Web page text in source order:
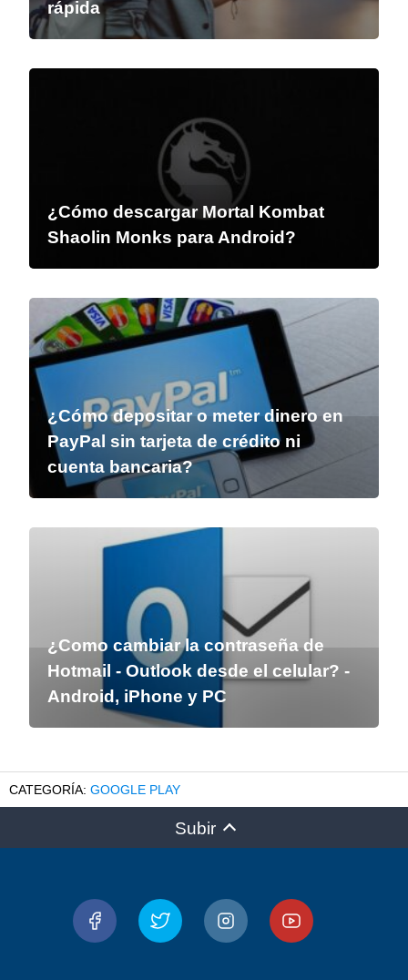
rápida
¿Cómo descargar Mortal Kombat
Shaolin Monks para Android?
¿Cómo depositar o meter dinero en
PayPal sin tarjeta de crédito ni
cuenta bancaria?
¿Como cambiar la contraseña de
Hotmail - Outlook desde el celular? -
Android, iPhone y PC
GOOGLE PLAY
Subir